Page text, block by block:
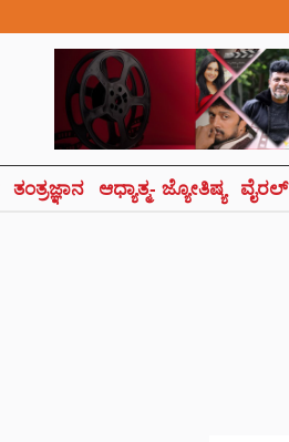
ತಂತ್ರಜ್ಞಾನ ಆಧ್ಯಾತ್ಮ- ಜ್ಯೋತಿಷ್ಯ ವೈರಲ್